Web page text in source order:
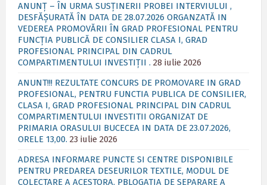
ANUNȚ – ÎN URMA SUSȚINERII PROBEI INTERVIULUI ,
DESFĂȘURATĂ ÎN DATA DE 28.07.2026 ORGANZATĂ IN
VEDEREA PROMOVĂRII ÎN GRAD PROFESIONAL PENTRU
FUNCȚIA PUBLICĂ DE CONSILIER CLASA I, GRAD
PROFESIONAL PRINCIPAL DIN CADRUL
COMPARTIMENTULUI INVESTIȚII . 28 iulie 2026
ANUNT!!! REZULTATE CONCURS DE PROMOVARE IN GRAD
PROFESIONAL, PENTRU FUNCTIA PUBLICA DE CONSILIER,
CLASA I, GRAD PROFESIONAL PRINCIPAL DIN CADRUL
COMPARTIMENTULUI INVESTITII ORGANIZAT DE
PRIMARIA ORASULUI BUCECEA IN DATA DE 23.07.2026,
ORELE 13,00. 23 iulie 2026
ADRESA INFORMARE PUNCTE SI CENTRE DISPONIBILE
PENTRU PREDAREA DESEURILOR TEXTILE, MODUL DE
COLECTARE A ACESTORA, PBLOGATIA DE SEPARARE A